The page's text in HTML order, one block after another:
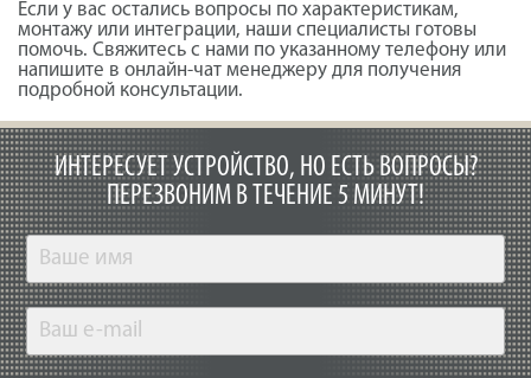
Если у вас остались вопросы по характеристикам,
монтажу или интеграции, наши специалисты готовы
помочь. Свяжитесь с нами по указанному телефону или
напишите в онлайн-чат менеджеру для получения
подробной консультации.
ИНТЕРЕСУЕТ УСТРОЙСТВО, НО ЕСТЬ ВОПРОСЫ?
ПЕРЕЗВОНИМ В ТЕЧЕНИЕ 5 МИНУТ!